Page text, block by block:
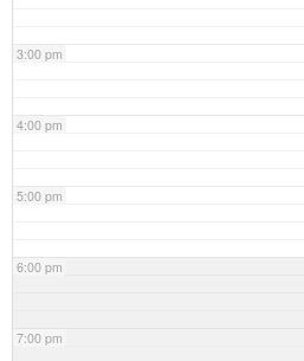
3:00 pm
4:00 pm
5:00 pm
6:00 pm
7:00 pm